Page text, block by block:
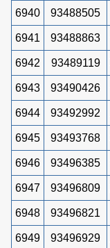
6940 93488505
6941 93488863
6942 93489119
6943 93490426
6944 93492992
6945 93493768
6946 93496385
6947 93496809
6948 93496821
6949 93496929